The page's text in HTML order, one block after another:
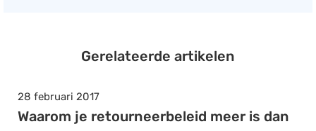
Gerelateerde artikelen
28 februari 2017
Waarom je retourneerbeleid meer is dan